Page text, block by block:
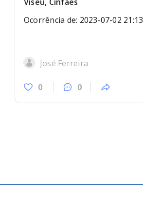
Ocorrência de: 2023-07-02 21:13
José Ferreira
0 0